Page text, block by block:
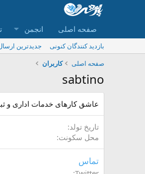
صفحه اصلی انجمن
بازدید کنندگان کنونی جدیدترین
صفحه اصلی
کاربران
sabtino
عاشق کارهای خدمات اداری و
تاریخ تولد
محل سکونت
تماس